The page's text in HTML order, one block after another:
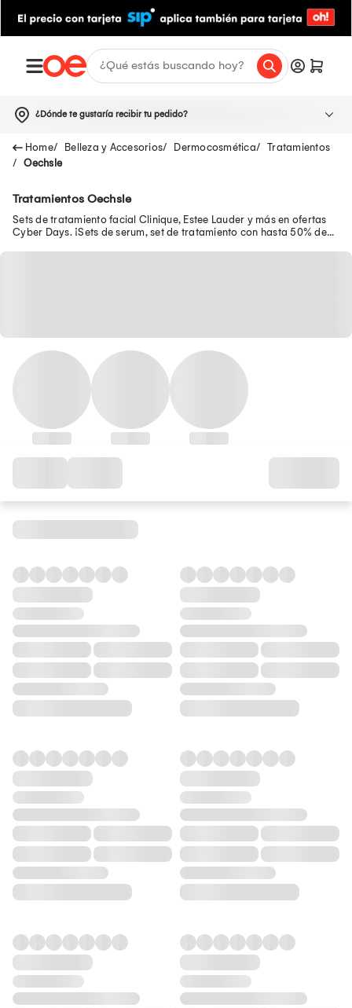
¿Dónde te gustaría recibir tu pedido?
Belleza y Accesorios Dermocosmética
Tratamientos
Oechsle
Tratamientos Oechsle
Sets de tratamiento facial Clinique, Estee Lauder y más en ofertas
Cyber Days. ¡Sets de serum, set de tratamiento con hasta 50% de